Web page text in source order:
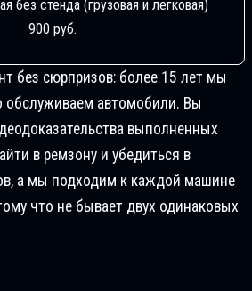
без стенда (грузовая и легковая)
900 руб.
без сюрпризов: более 15 лет мы
обслуживаем автомобили. Вы
выполненных
в ремзону и убедиться в
а мы подходим к каждой машине
что не бывает двух одинаковых